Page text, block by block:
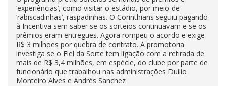
‘experiências’, como visitar o estádio, por meio de
‘rabiscadinhas’, raspadinhas. O Corinthians seguiu pagando
à Incentiva sem saber se os sorteios continuavam e se os
prêmios eram entregues. Agora rompeu o acordo e exige
R$ 3 milhões por quebra de contrato. A promotoria
investiga se o Fiel da Sorte tem ligação com a retirada de
mais de R$ 3,4 milhões, em espécie, do clube por parte de
funcionário que trabalhou nas administrações Duílio
Monteiro Alves e Andrés Sanchez